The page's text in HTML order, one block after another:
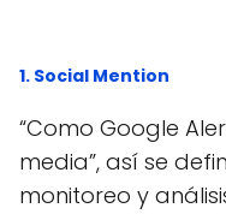
1. Social Mention
“Como Google
media”, así se
monitoreo y